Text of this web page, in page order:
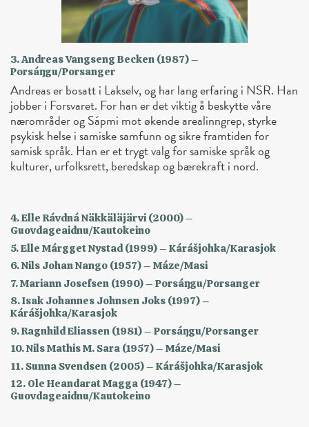
3. Andreas Vangseng Becken (1987) –
Porsáŋgu/Porsanger
Andreas er bosatt i Lakselv, og har lang erfaring i NSR. Han
jobber i Forsvaret. For han er det viktig å beskytte våre
nærområder og Sápmi mot økende arealinngrep, styrke
psykisk helse i samiske samfunn og sikre framtiden for
samisk språk. Han er et trygt valg for samiske språk og
kulturer, urfolksrett, beredskap og bærekraft i nord.
4. Elle Rávdná Näkkäläjärvi (2000) –
Guovdageaidnu/Kautokeino
5. Elle Márgget Nystad (1999) – Kárášjohka/Karasjok
6. Nils Johan Nango (1957) – Máze/Masi
7. Mariann Josefsen (1990) – Porsáŋgu/Porsanger
8. Isak Johannes Johnsen Joks (1997) –
Kárášjohka/Karasjok
9. Ragnhild Eliassen (1981) – Porsáŋgu/Porsanger
10. Nils Mathis M. Sara (1957) – Máze/Masi
11. Sunna Svendsen (2005) – Kárášjohka/Karasjok
12. Ole Heandarat Magga (1947) –
Guovdageaidnu/Kautokeino